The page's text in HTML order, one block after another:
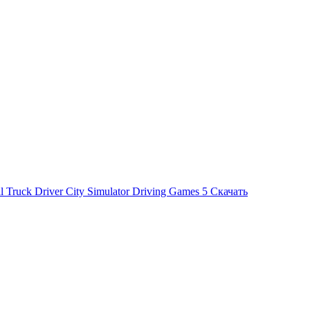
Truck Driver City Simulator Driving Games 5 Скачать